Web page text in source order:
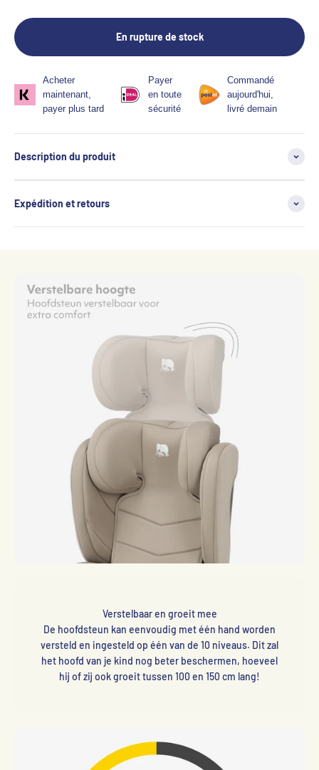
En rupture de stock
Acheter
maintenant,
payer plus tard
Payer
en toute
sécurité
Commandé
aujourd'hui,
livré demain
Description du produit
Expédition et retours
Verstelbaar en groeit mee
De hoofdsteun kan eenvoudig met één hand worden
versteld en ingesteld op één van de 10 niveaus. Dit zal
het hoofd van je kind nog beter beschermen, hoeveel
hij of zij ook groeit tussen 100 en 150 cm lang!